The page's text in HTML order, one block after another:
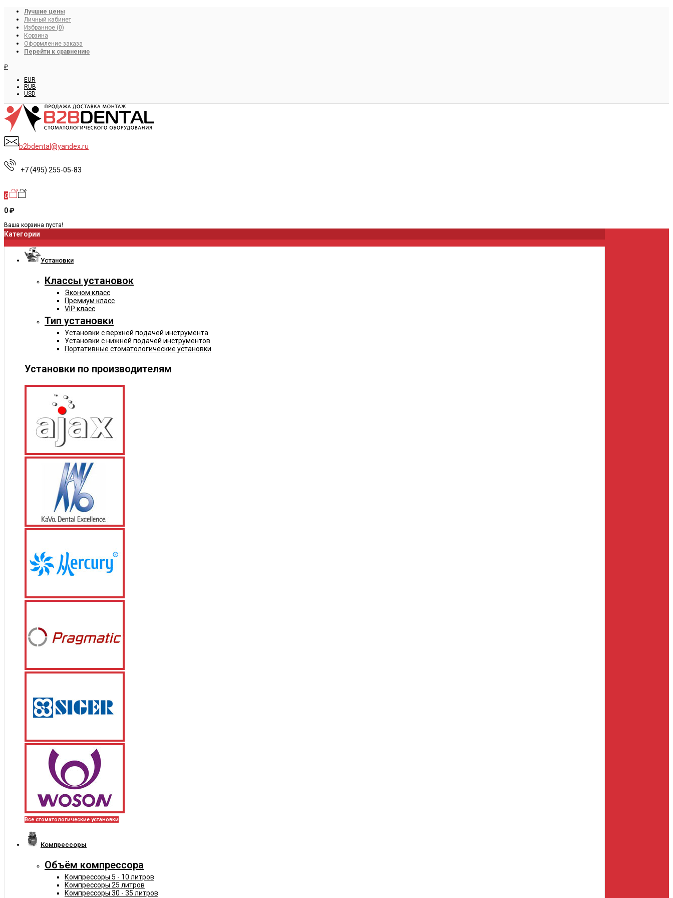
Лучшие цены
Личный кабинет
Избранное (0)
Корзина
Оформление заказа
Перейти к сравнению
₽
EUR
RUB
USD
b2bdental@yandex.ru
+7 (495) 255-05-83
0
0 ₽
Ваша корзина пуста!
Категории
Установки
Классы установок
Эконом класс
Премиум класс
VIP класс
Тип установки
Установки с верхней подачей инструмента
Установки с нижней подачей инструментов
Портативные стоматологические установки
Установки по производителям
Все стоматологические установки
Компрессоры
Объём компрессора
Компрессоры 5 - 10 литров
Компрессоры 25 литров
Компрессоры 30 - 35 литров